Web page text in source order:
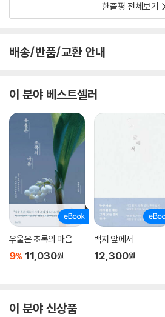
한줄평 전체보기
배송/반품/교환 안내
이 분야 베스트셀러
우울은 초록의 마음
9% 11,030원
백지 앞에서
12,300원
이 분야 신상품